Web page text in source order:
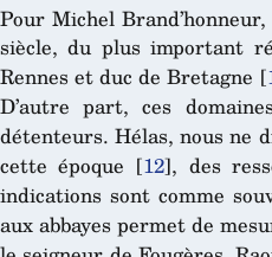
Pour Michel
siècle, du plus important
Rennes et duc de Bretagne [
D’autre part, ces
détenteurs. Hélas, nous ne
cette époque [12], des
indications sont comme
aux abbayes permet de